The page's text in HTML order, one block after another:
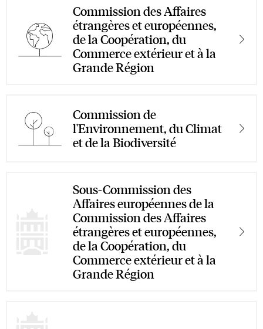
Commission des Affaires
étrangères et européennes,
de la Coopération, du
Commerce extérieur et à la
Grande Région
Commission de
l'Environnement, du Climat
et de la Biodiversité
Sous-Commission des
Affaires européennes de la
Commission des Affaires
étrangères et européennes,
de la Coopération, du
Commerce extérieur et à la
Grande Région